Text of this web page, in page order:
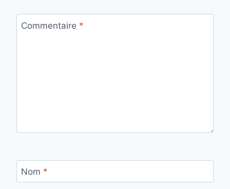
Commentaire *
Nom *